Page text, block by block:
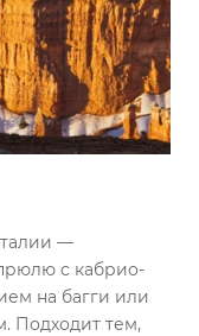
—
с кабрио-
на багги или
Подходит тем,